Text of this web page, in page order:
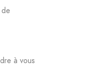
à vous